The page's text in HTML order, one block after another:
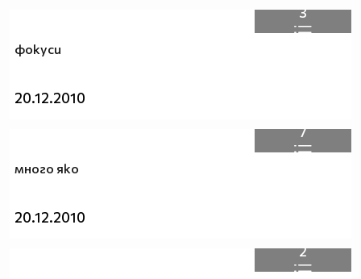
3
фокуси
20.12.2010
7
много яко
20.12.2010
2